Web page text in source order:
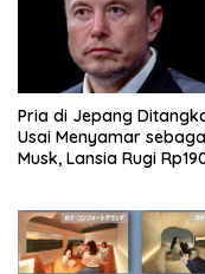
Pria di Jepang
Usai Menyamar
Musk, Lansia Rugi